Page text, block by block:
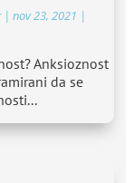
| nov 23, 2021 |
Anksioznost
da se